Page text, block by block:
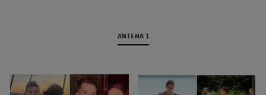
ANTENA 1